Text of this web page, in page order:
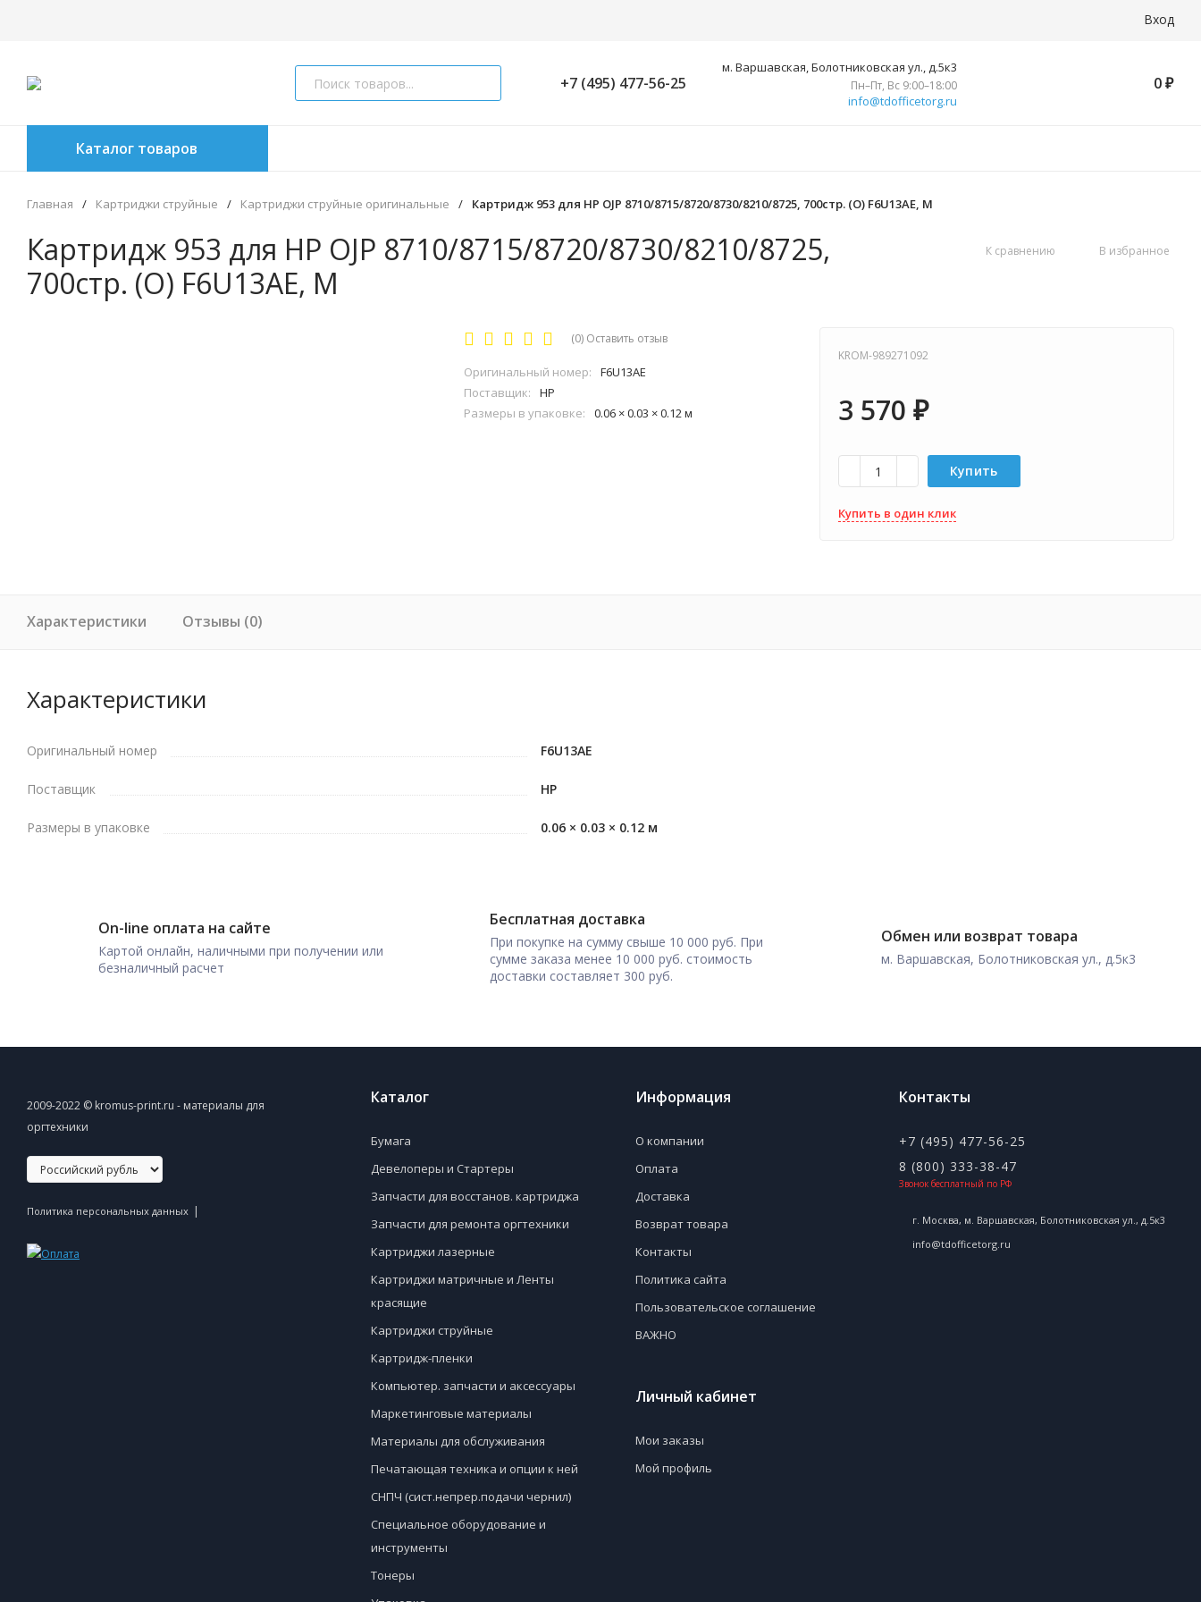
Вход
+7 (495) 477-56-25
м. Варшавская, Болотниковская ул., д.5к3
Пн–Пт, Вс 9:00–18:00
info@tdofficetorg.ru
0 ₽
Каталог товаров
Главная / Картриджи струйные / Картриджи струйные оригинальные / Картридж 953 для HP OJP 8710/8715/8720/8730/8210/8725, 700стр. (O) F6U13AE, M
Картридж 953 для HP OJP 8710/8715/8720/8730/8210/8725,
700стр. (O) F6U13AE, M
К сравнению В избранное
(0) Оставить отзыв
Оригинальный номер:
F6U13AE
Поставщик:
HP
Размеры в упаковке:
0.06 × 0.03 × 0.12 м
KROM-989271092
3 570 ₽
Купить
Купить в один клик
Характеристики Отзывы (0)
Характеристики
Оригинальный номер F6U13AE
Поставщик HP
Размеры в упаковке 0.06 × 0.03 × 0.12 м
On-line оплата на сайте
Картой онлайн, наличными при получении или
безналичный расчет
Бесплатная доставка
При покупке на сумму свыше 10 000 руб. При
сумме заказа менее 10 000 руб. стоимость
доставки составляет 300 руб.
Обмен или возврат товара
м. Варшавская, Болотниковская ул., д.5к3
2009-2022 © kromus-print.ru - материалы для
оргтехники
Политика персональных данных |
Каталог
Бумага
Девелоперы и Стартеры
Запчасти для восстанов. картриджа
Запчасти для ремонта оргтехники
Картриджи лазерные
Картриджи матричные и Ленты
красящие
Картриджи струйные
Картридж-пленки
Компьютер. запчасти и аксессуары
Маркетинговые материалы
Материалы для обслуживания
Печатающая техника и опции к ней
СНПЧ (сист.непрер.подачи чернил)
Специальное оборудование и
инструменты
Тонеры
Информация
О компании
Оплата
Доставка
Возврат товара
Контакты
Политика сайта
Пользовательское соглашение
ВАЖНО
Личный кабинет
Мои заказы
Мой профиль
Контакты
+7 (495) 477-56-25
8 (800) 333-38-47
Звонок бесплатный по РФ
г. Москва, м. Варшавская, Болотниковская ул., д.5к3
info@tdofficetorg.ru